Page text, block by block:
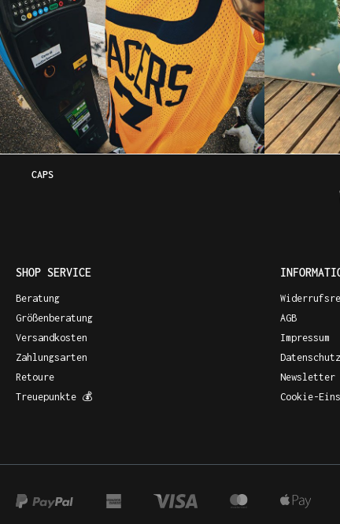
CAPS
SHOP SERVICE
Beratung
Größenberatung
Versandkosten
Zahlungsarten
Retoure
Treuepunkte 💰
AGB
Impressum
Datenschutz
Newsletter
Cookie-